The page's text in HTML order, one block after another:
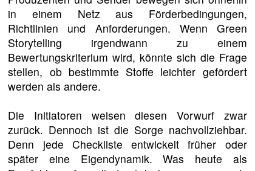
in einem Netz aus Förderbedingungen,
Richtlinien und Anforderungen. Wenn Green
Storytelling irgendwann zu einem
Bewertungskriterium wird, könnte sich die Frage
stellen, ob bestimmte Stoffe leichter gefördert
werden als andere.
Die Initiatoren weisen diesen Vorwurf zwar
zurück. Dennoch ist die Sorge nachvollziehbar.
Denn jede Checkliste entwickelt früher oder
später eine Eigendynamik. Was heute als